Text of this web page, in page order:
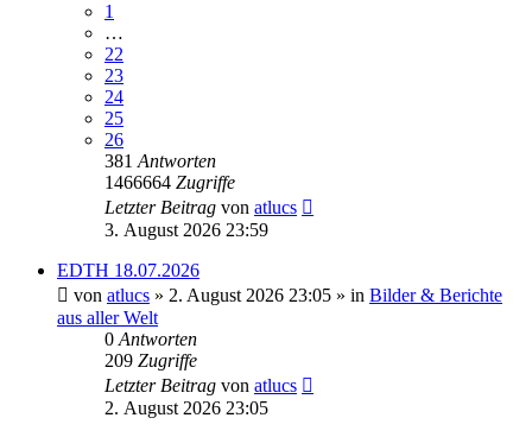
1
…
22
23
24
25
26
381 Antworten
1466664 Zugriffe
Letzter Beitrag von atlucs
3. August 2026 23:59
EDTH 18.07.2026
von atlucs » 2. August 2026 23:05 » in Bilder & Berichte
aus aller Welt
0 Antworten
209 Zugriffe
Letzter Beitrag von atlucs
2. August 2026 23:05